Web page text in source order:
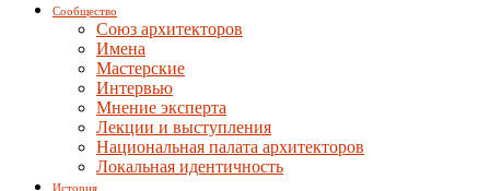
Сообщество
Союз архитекторов
Имена
Мастерские
Интервью
Мнение эксперта
Лекции и выступления
Национальная палата архитекторов
Локальная идентичность
История